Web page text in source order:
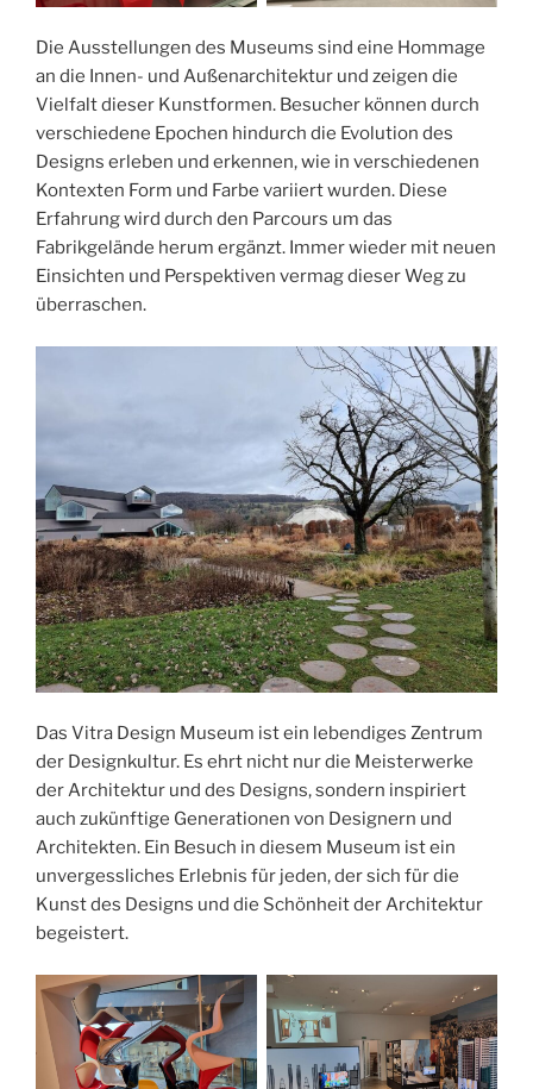
Die Ausstellungen des Museums sind eine Hommage
an die Innen- und Außenarchitektur und zeigen die
Vielfalt dieser Kunstformen. Besucher können durch
verschiedene Epochen hindurch die Evolution des
Designs erleben und erkennen, wie in verschiedenen
Kontexten Form und Farbe variiert wurden. Diese
Erfahrung wird durch den Parcours um das
Fabrikgelände herum ergänzt. Immer wieder mit neuen
Einsichten und Perspektiven vermag dieser Weg zu
überraschen.
Das Vitra Design Museum ist ein lebendiges Zentrum
der Designkultur. Es ehrt nicht nur die Meisterwerke
der Architektur und des Designs, sondern inspiriert
auch zukünftige Generationen von Designern und
Architekten. Ein Besuch in diesem Museum ist ein
unvergessliches Erlebnis für jeden, der sich für die
Kunst des Designs und die Schönheit der Architektur
begeistert.